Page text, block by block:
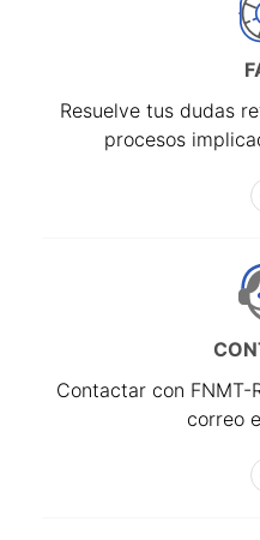
Resuelve tus dudas
procesos
Contactar con
correo